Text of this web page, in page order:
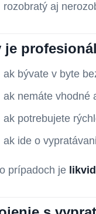
rozobratý aj
je
ak bývate v byte
ak nemáte vhodné
ak potrebujete
ak ide o
prípadoch je